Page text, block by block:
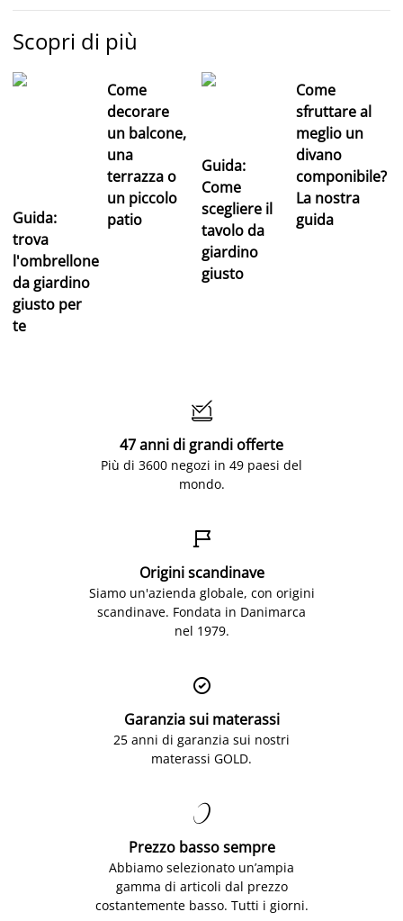
Scopri di più
Guida:
trova
l'ombrellone
da giardino
giusto per
te
Come
decorare
un balcone,
una
terrazza o
un piccolo
patio
Guida:
Come
scegliere il
tavolo da
giardino
giusto
Come
sfruttare al
meglio un
divano
componibile?
La nostra
guida

47 anni di grandi offerte
Più di 3600 negozi in 49 paesi del
mondo.

Origini scandinave
Siamo un'azienda globale, con origini
scandinave. Fondata in Danimarca
nel 1979.

Garanzia sui materassi
25 anni di garanzia sui nostri
materassi GOLD.

Prezzo basso sempre
Abbiamo selezionato un’ampia
gamma di articoli dal prezzo
costantemente basso. Tutti i giorni.